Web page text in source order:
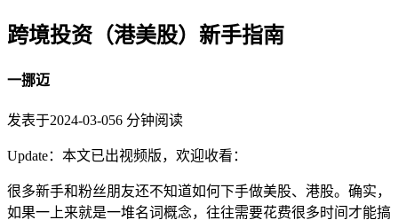
跨境投资（港美股）新手指南
一挪迈
发表于2024-03-056 分钟阅读
Update：本文已出视频版，欢迎收看：
很多新手和粉丝朋友还不知道如何下手做美股、港股。确实，
如果一上来就是一堆名词概念，往往需要花费很多时间才能搞